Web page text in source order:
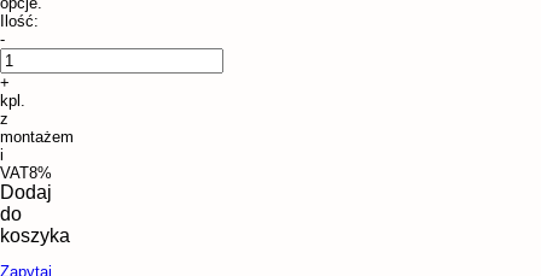
Ilość:
-
+
kpl.
z
montażem
i
VAT8%
Dodaj
do
koszyka
Zapytaj